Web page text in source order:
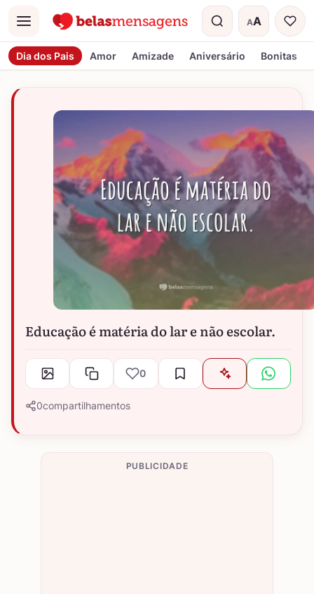
Menu AA
Tamanho do
Dia dos Pais Amor Amizade Aniversário Bonitas
Educação é matéria do lar e não escolar.
0
0compartilhamentos
PUBLICIDADE